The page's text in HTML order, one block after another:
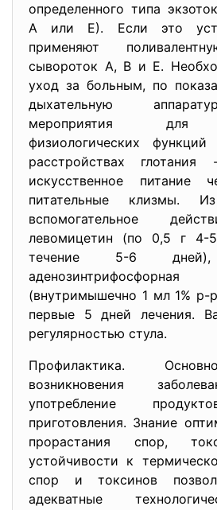
определенного типа
А или Е). Если это
применяют
сывороток А, В и Е.
уход за больным, по
дыхательную
мероприятия для
физиологических
расстройствах глотания
искусственное питание
питательные клизмы.
вспомогательное
левомицетин (по 0,5 г
течение 5-6
(внутримышечно 1 мл 1% р-
первые 5 дней лечения.
регулярностью стула.
Профилактика.
возникновения
употребление
приготовления. Знание
прорастания спор,
устойчивости к
спор и токсинов
адекватные